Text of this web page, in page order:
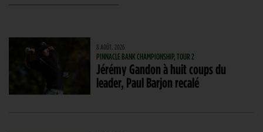
8 AOÛT. 2026
PINNACLE BANK CHAMPIONSHIP, TOUR 2
Jérémy Gandon à huit coups du
leader, Paul Barjon recalé